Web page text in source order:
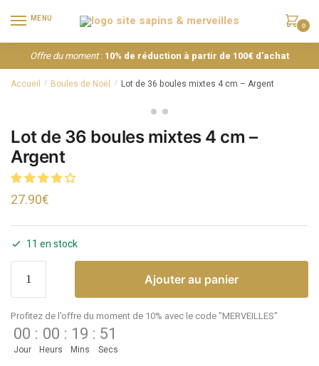
MENU
0
Offre du moment: 10% de réduction à partir de 100€ d’achat
Accueil / Boules de Noël / Lot de 36 boules mixtes 4 cm – Argent
Lot de 36 boules mixtes 4 cm –
Argent
27.90€
11 en stock
Ajouter au panier
Profitez de l'offre du moment de 10% avec le code "MERVEILLES"
00
Jour
: 00
Heurs
: 19
Mins
: 51
Secs